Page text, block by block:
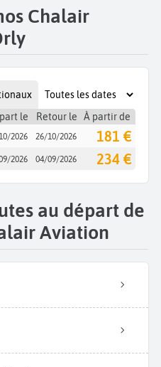
Chalair
le Retour le À partir de
2026 26/10/2026 181 €
2026 04/09/2026 234 €
au départ de
Aviation